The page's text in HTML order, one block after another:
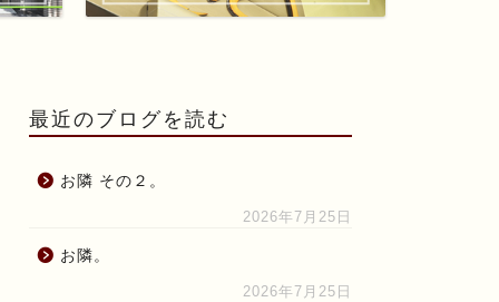
最近のブログを読む
お隣 その２。
2026年7月25日
お隣。
2026年7月25日